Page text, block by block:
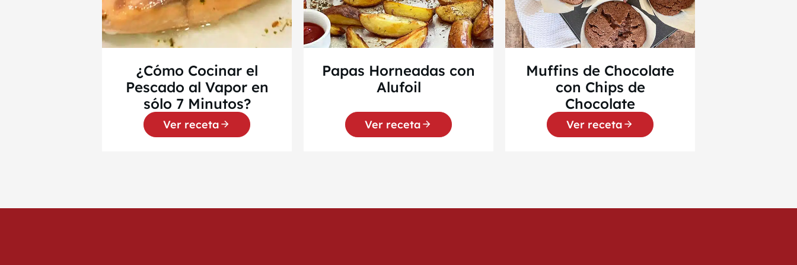
¿Cómo Cocinar el
Pescado al Vapor en
sólo 7 Minutos?
Ver receta
Papas Horneadas con
Alufoil
Ver receta
Muffins de Chocolate
con Chips de
Chocolate
Ver receta